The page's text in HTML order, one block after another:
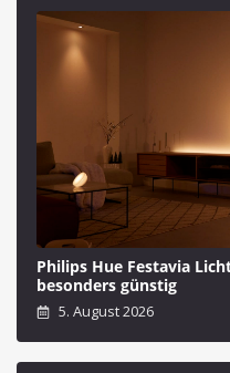
Philips Hue Festavia
besonders günstig
5. August 2026